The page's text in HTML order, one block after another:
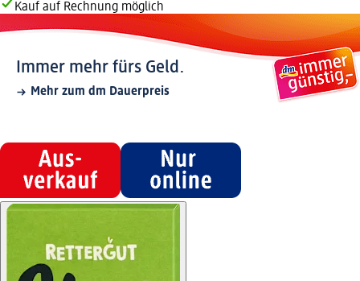
Kauf auf Rechnung möglich
Immer mehr fürs Geld.
Mehr zum dm Dauerpreis